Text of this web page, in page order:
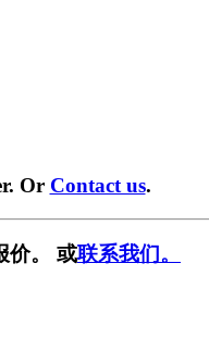
Or Contact us.
价。 或联系我们。